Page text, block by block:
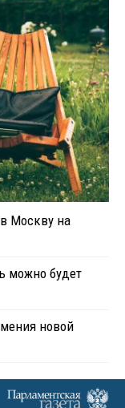
Москву на
можно будет
новой